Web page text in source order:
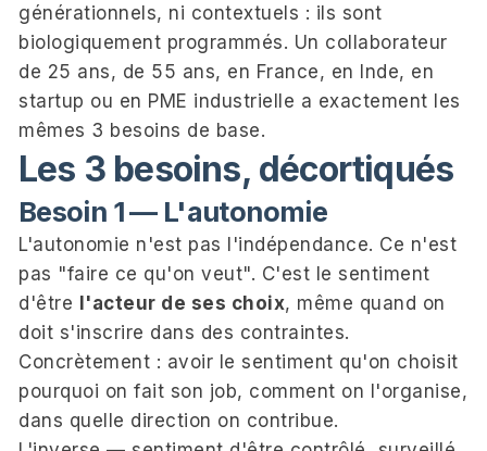
générationnels, ni contextuels : ils sont
biologiquement programmés. Un collaborateur
de 25 ans, de 55 ans, en France, en Inde, en
startup ou en PME industrielle a exactement les
mêmes 3 besoins de base.
Les 3 besoins, décortiqués
Besoin 1 — L'autonomie
L'autonomie n'est pas l'indépendance. Ce n'est
pas "faire ce qu'on veut". C'est le sentiment
d'être l'acteur de ses choix, même quand on
doit s'inscrire dans des contraintes.
Concrètement : avoir le sentiment qu'on choisit
pourquoi on fait son job, comment on l'organise,
dans quelle direction on contribue.